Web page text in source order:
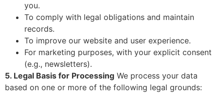
you.
To comply with legal obligations and maintain
records.
To improve our website and user experience.
For marketing purposes, with your explicit consent
(e.g., newsletters).
5. Legal Basis for Processing We process your data
based on one or more of the following legal grounds: